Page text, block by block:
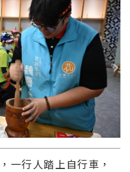
行人踏上自行車，